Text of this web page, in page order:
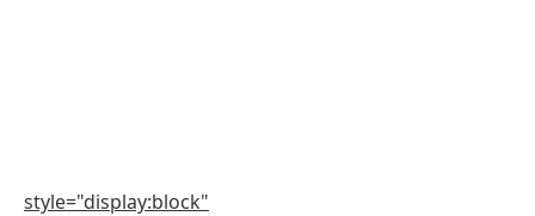
style="display:block"